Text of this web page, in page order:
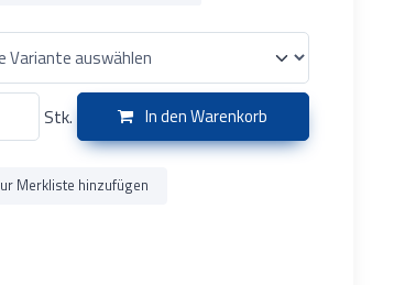
Stk. In den Warenkorb
Merkliste hinzufügen